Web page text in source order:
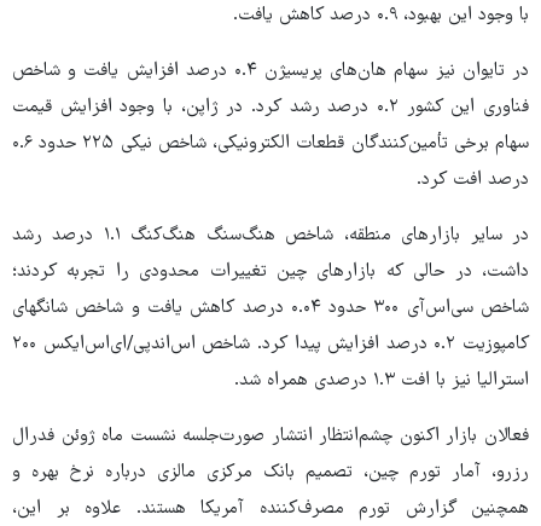
با وجود این بهبود، ۰.۹ درصد کاهش یافت.
در تایوان نیز سهام هان‌های پریسیژن ۰.۴ درصد افزایش یافت و شاخص
فناوری این کشور ۰.۲ درصد رشد کرد. در ژاپن، با وجود افزایش قیمت
سهام برخی تأمین‌کنندگان قطعات الکترونیکی، شاخص نیکی ۲۲۵ حدود ۰.۶
درصد افت کرد.
در سایر بازارهای منطقه، شاخص هنگ‌سنگ هنگ‌کنگ ۱.۱ درصد رشد
داشت، در حالی که بازارهای چین تغییرات محدودی را تجربه کردند؛
شاخص سی‌اس‌آی ۳۰۰ حدود ۰.۰۴ درصد کاهش یافت و شاخص شانگهای
کامپوزیت ۰.۲ درصد افزایش پیدا کرد. شاخص اس‌اندپی/ای‌اس‌ایکس ۲۰۰
استرالیا نیز با افت ۱.۳ درصدی همراه شد.
فعالان بازار اکنون چشم‌انتظار انتشار صورت‌جلسه نشست ماه ژوئن فدرال
رزرو، آمار تورم چین، تصمیم بانک مرکزی مالزی درباره نرخ بهره و
همچنین گزارش تورم مصرف‌کننده آمریکا هستند. علاوه بر این،